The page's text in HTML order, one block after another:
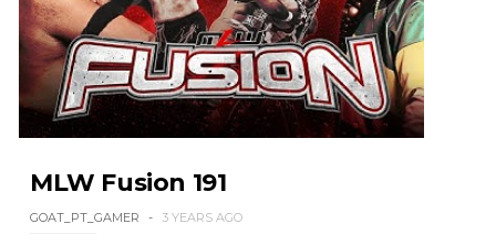
WWE: Possível adversário de Roman Reigns no
México revelado
SCSA867-Aug 07 2026
Agente livre de peso: Kairi Sane revela inúmeras
propostas após saída da WWE e pondera o
MLW Fusion 191
GOAT_PT_GAMER 3 YEARS AGO